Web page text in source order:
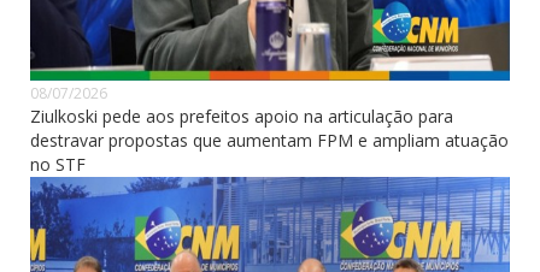
08/07/2026
Ziulkoski pede aos prefeitos apoio na articulação para
destravar propostas que aumentam FPM e ampliam atuação
no STF